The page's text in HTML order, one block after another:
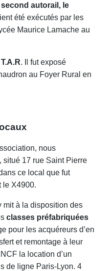
autorail, le
été exécutés par les
Maurice Lamache au
. Il fut exposé
au Foyer Rural en
nous
situé 17 rue Saint Pierre
ce local que fut
le X4900.
mit à la disposition des
classes préfabriquées
pour les acquéreurs d’en
et remontage à leur
la location d’un
de ligne Paris-Lyon. 4